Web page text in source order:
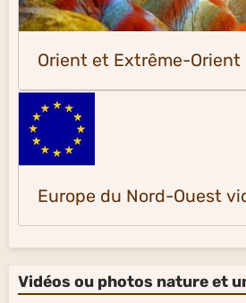
Orient et Extrême-Orient
Europe du Nord-Ouest
Vidéos ou photos nature et